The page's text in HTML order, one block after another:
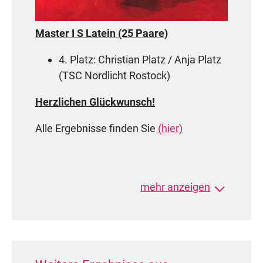
Grawe (TTC Allround Rostock)
Hauptgruppe II A Latein (2 Paare)
2. Platz: Matty Schiller und Anne
Wienhold (TTC Allround Rostock)
1. Platz: Duc Dung Nguyen / Miriam
(TT im Ostseetanz Greifswald)
Master I S Latein (25 Paare)
4. Platz: Christian Platz / Anja Platz
(TSC Nordlicht Rostock)
Herzlichen Glückwunsch!
Alle Ergebnisse finden Sie (hier)
mehr anzeigen